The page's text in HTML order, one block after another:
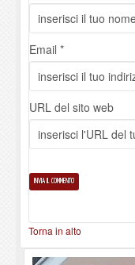
Email *
URL del sito web
Torna in alto